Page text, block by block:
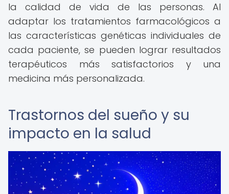
la calidad de vida de las personas. Al
adaptar los tratamientos farmacológicos a
las características genéticas individuales de
cada paciente, se pueden lograr resultados
terapéuticos más satisfactorios y una
medicina más personalizada.
Trastornos del sueño y su
impacto en la salud